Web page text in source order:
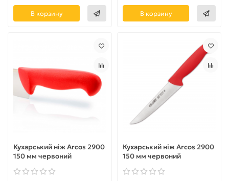
В корзину В корзину
Кухарський ніж Arcos 2900
150 мм червоний
Кухарський ніж Arcos 2900
150 мм червоний